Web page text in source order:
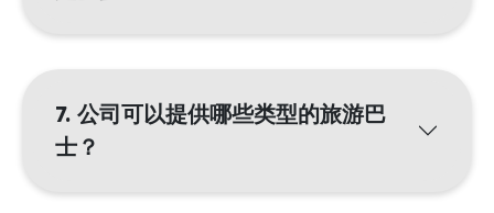
7. 公司可以提供哪些类型的旅游巴
士？